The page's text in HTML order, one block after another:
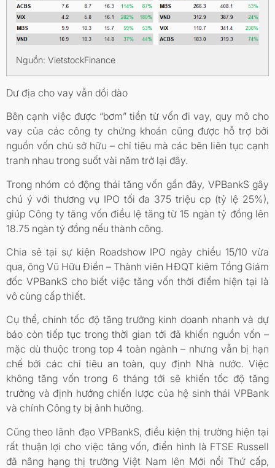
Nguồn: VietstockFinance
Dư địa cho vay vẫn dồi dào
Bên cạnh việc được “bơm” tiền từ vốn đi vay, quy mô cho
vay của các công ty chứng khoán cũng được hỗ trợ bởi
nguồn vốn chủ sở hữu – chỉ tiêu mà các bên liên tục cạnh
tranh nhau trong suốt vài năm trở lại đây.
Trong nhóm có động thái tăng vốn gần đây, VPBankS gây
chú ý với thương vụ IPO tối đa 375 triệu cp (tỷ lệ 25%),
giúp Công ty tăng vốn điều lệ tăng từ 15 ngàn tỷ đồng lên
18.75 ngàn tỷ đồng nếu thành công.
Chia sẻ tại sự kiện Roadshow IPO ngày chiều 15/10 vừa
qua, ông Vũ Hữu Điền – Thành viên HĐQT kiêm Tổng Giám
đốc VPBankS cho biết việc tăng vốn thời điểm hiện tại là
vô cùng cấp thiết.
Cụ thể, chính tốc độ tăng trưởng kinh doanh nhanh và dự
báo còn tiếp tục trong thời gian tới đã khiến nguồn vốn –
mặc dù thuộc trong top 4 toàn ngành – nhưng vẫn bị hạn
chế bởi các chỉ tiêu an toàn, quy định Nhà nước. Việc
không tăng vốn trong 6 tháng tới sẽ khiến tốc độ tăng
trưởng và định hướng chiến lược của hệ sinh thái VPBank
và chính Công ty bị ảnh hưởng.
Cũng theo lãnh đạo VPBankS, điều kiện thị trường hiện tại
rất thuận lợi cho việc tăng vốn, điển hình là FTSE Russell
đã nâng hạng thị trường Việt Nam lên Mới nổi Thứ cấp,